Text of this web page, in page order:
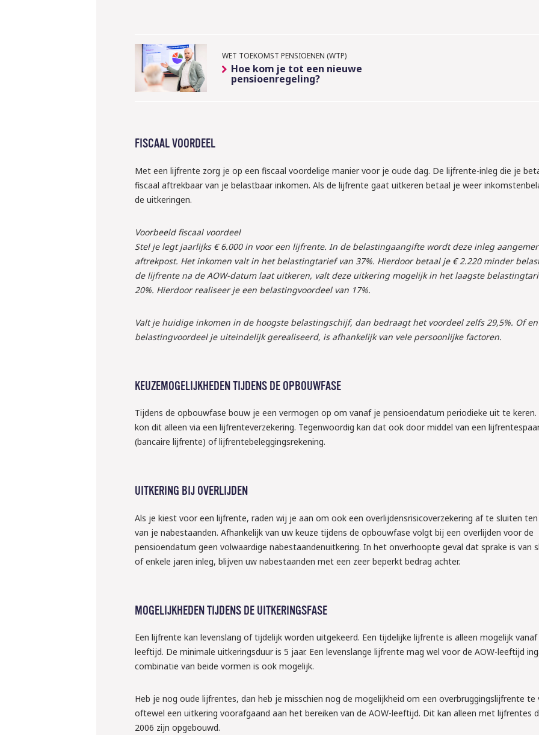
WET TOEKOMST PENSIOENEN (WTP)
Hoe kom je tot een nieuwe
pensioenregeling?
FISCAAL VOORDEEL
Met een lijfrente zorg je op een fiscaal voordelige manier voor je oude dag. De lijfrente-inleg die je
fiscaal aftrekbaar van je belastbaar inkomen. Als de lijfrente gaat uitkeren betaal je weer
de uitkeringen.
Voorbeeld fiscaal voordeel
Stel je legt jaarlijks € 6.000 in voor een lijfrente. In de belastingaangifte wordt deze inleg
aftrekpost. Het inkomen valt in het belastingtarief van 37%. Hierdoor betaal je € 2.220 minder
de lijfrente na de AOW-datum laat uitkeren, valt deze uitkering mogelijk in het laagste
20%. Hierdoor realiseer je een belastingvoordeel van 17%.
Valt je huidige inkomen in de hoogste belastingschijf, dan bedraagt het voordeel zelfs 29,5%. Of
belastingvoordeel je uiteindelijk gerealiseerd, is afhankelijk van vele persoonlijke factoren.
KEUZEMOGELIJKHEDEN TIJDENS DE OPBOUWFASE
Tijdens de opbouwfase bouw je een vermogen op om vanaf je pensioendatum periodieke uit te keren.
kon dit alleen via een lijfrenteverzekering. Tegenwoordig kan dat ook door middel van een
(bancaire lijfrente) of lijfrentebeleggingsrekening.
UITKERING BIJ OVERLIJDEN
Als je kiest voor een lijfrente, raden wij je aan om ook een overlijdensrisicoverzekering af te sluiten
van je nabestaanden. Afhankelijk van uw keuze tijdens de opbouwfase volgt bij een overlijden voor de
pensioendatum geen volwaardige nabestaandenuitkering. In het onverhoopte geval dat sprake is van
of enkele jaren inleg, blijven uw nabestaanden met een zeer beperkt bedrag achter.
MOGELIJKHEDEN TIJDENS DE UITKERINGSFASE
Een lijfrente kan levenslang of tijdelijk worden uitgekeerd. Een tijdelijke lijfrente is alleen mogelijk vanaf
leeftijd. De minimale uitkeringsduur is 5 jaar. Een levenslange lijfrente mag wel voor de AOW-leeftijd
combinatie van beide vormen is ook mogelijk.
Heb je nog oude lijfrentes, dan heb je misschien nog de mogelijkheid om een overbruggingslijfrente te
oftewel een uitkering voorafgaand aan het bereiken van de AOW-leeftijd. Dit kan alleen met lijfrentes
2006 zijn opgebouwd.